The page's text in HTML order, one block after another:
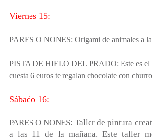
Viernes 15:
PARES O NONES: Origami de animales a
PISTA DE HIELO DEL PRADO: Este es
cuesta 6 euros te regalan chocolate con
Sábado 16:
PARES O NONES: Taller de pintura
a las 11 de la mañana. Este taller